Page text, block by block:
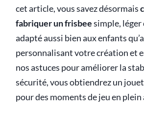
cet article, vous savez désormais
fabriquer un frisbeesimple,
adapté aussi bien aux enfants
personnalisant votre création et
nos astuces pour améliorer la
sécurité, vous obtiendrez un
pour des moments de jeu en plein